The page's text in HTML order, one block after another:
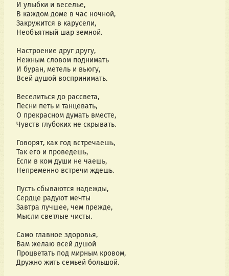
И улыбки и веселье,
В каждом доме в час ночной,
Закружится в карусели,
Необъятный шар земной.
Настроение друг другу,
Нежным словом поднимать
И буран, метель и вьюгу,
Всей душой воспринимать.
Веселиться до рассвета,
Песни петь и танцевать,
О прекрасном думать вместе,
Чувств глубоких не скрывать.
Говорят, как год встречаешь,
Так его и проведешь,
Если в ком души не чаешь,
Непременно встречи ждешь.
Пусть сбываются надежды,
Сердце радуют мечты
Завтра лучшее, чем прежде,
Мысли светлые чисты.
Само главное здоровья,
Вам желаю всей душой
Процветать под мирным кровом,
Дружно жить семьей большой.